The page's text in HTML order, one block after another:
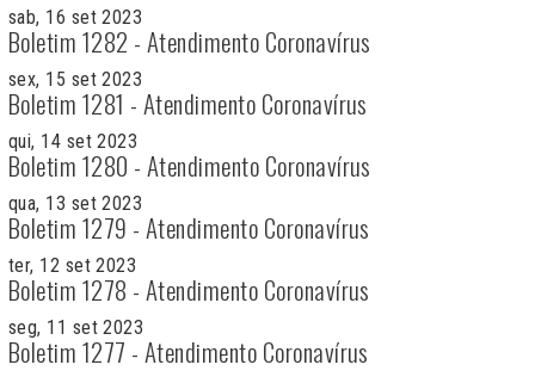
sab, 16 set 2023
Boletim 1282 - Atendimento Coronavírus
sex, 15 set 2023
Boletim 1281 - Atendimento Coronavírus
qui, 14 set 2023
Boletim 1280 - Atendimento Coronavírus
qua, 13 set 2023
Boletim 1279 - Atendimento Coronavírus
ter, 12 set 2023
Boletim 1278 - Atendimento Coronavírus
seg, 11 set 2023
Boletim 1277 - Atendimento Coronavírus